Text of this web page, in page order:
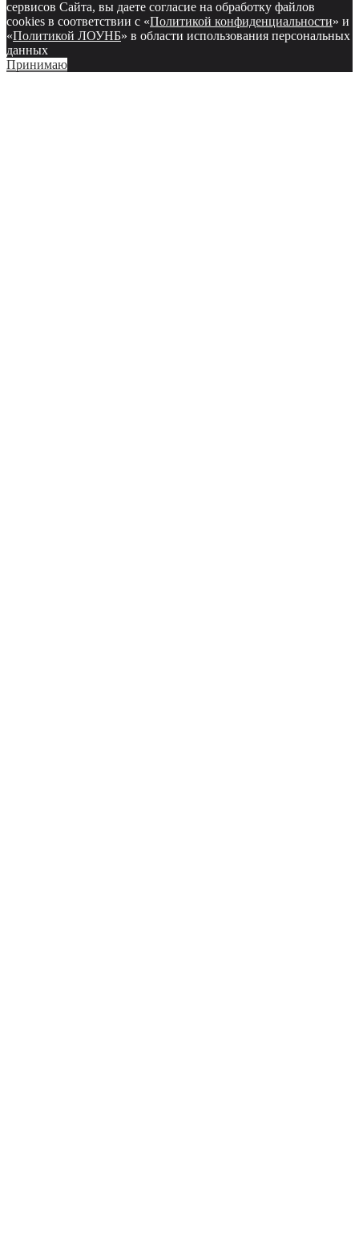
сервисов Сайта, вы даете согласие на обработку файлов
cookies в соответствии с «Политикой конфиденциальности» и
«Политикой ЛОУНБ» в области использования персональных
данных
Принимаю